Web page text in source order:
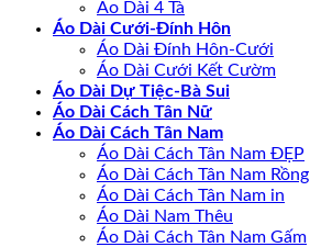
Áo Dài 4 Tà
Áo Dài Cưới-Đính Hôn
Áo Dài Đính Hôn-Cưới
Áo Dài Cưới Kết Cườm
Áo Dài Dự Tiệc-Bà Sui
Áo Dài Cách Tân Nữ
Áo Dài Cách Tân Nam
Áo Dài Cách Tân Nam ĐẸP
Áo Dài Cách Tân Nam Rồng
Áo Dài Cách Tân Nam in
Áo Dài Nam Thêu
Áo Dài Cách Tân Nam Gấm